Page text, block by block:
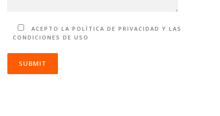
ACEPTO LA POLÍTICA DE PRIVACIDAD Y LAS
CONDICIONES DE USO